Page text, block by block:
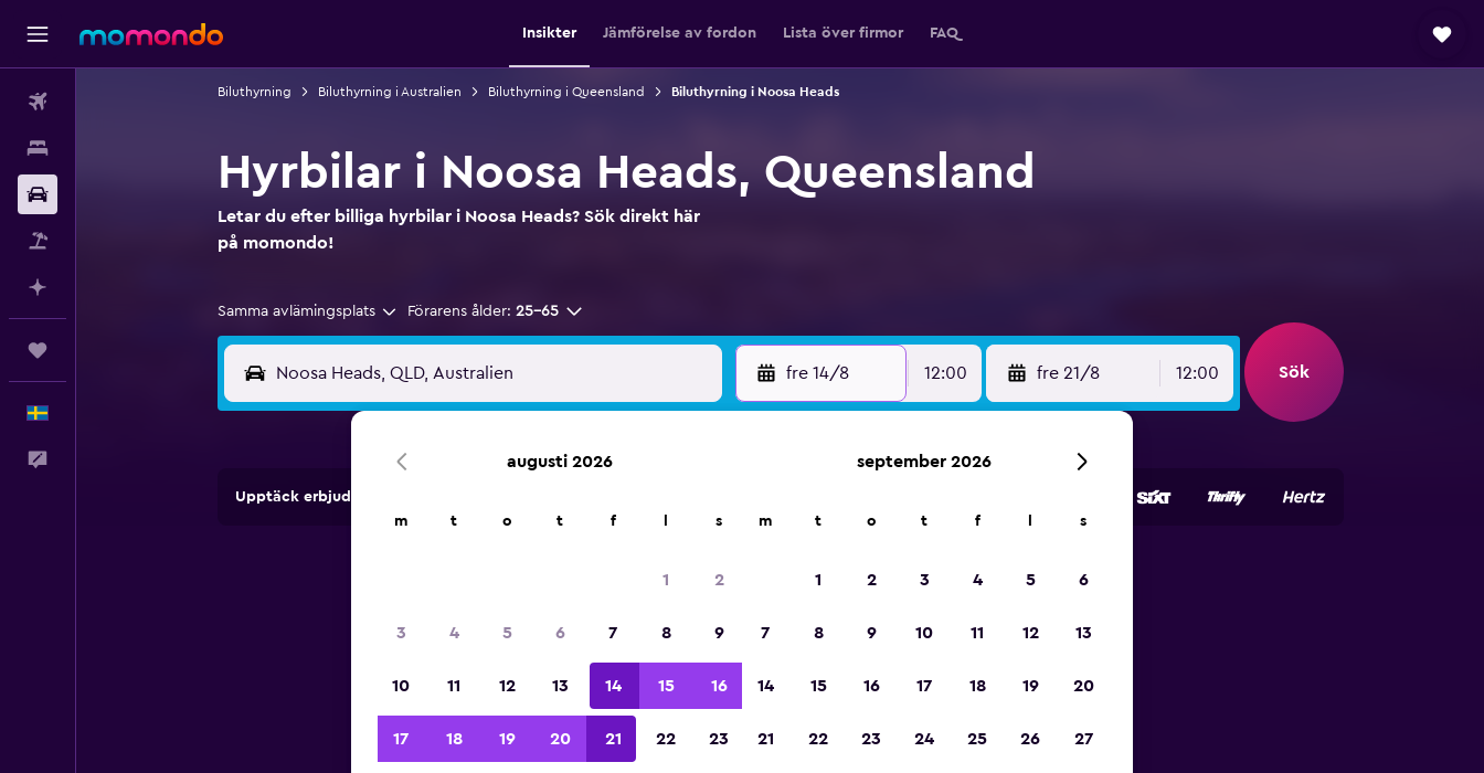
Insikter Jämförelse av fordon Lista över firmor FAQ
Biluthyrning Biluthyrning i Australien Biluthyrning i Queensland Biluthyrning i Noosa Heads
Hyrbilar i Noosa Heads, Queensland
Letar du efter billiga hyrbilar i Noosa Heads? Sök direkt här
på momondo!
Samma avlämingsplats Förarens ålder: 25-65
fre 14/8 12:00 fre 21/8 12:00 Sök
Upptäck erbjudanden från uthyrningsföretag på över 70 000 platser med momondo.
2023
augusti 2026
m t o t f s
1 2
3 4 5 6 7 8 9
10 11 12 13 14 15 16
17 18 19 20 21 22 23
september 2026
m t o t f s
1 2 3 4 5 6
7 8 9 10 11 12 13
14 15 16 17 18 19 20
21 22 23 24 25 26 27